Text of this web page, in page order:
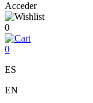
Acceder
0
0
ES
EN